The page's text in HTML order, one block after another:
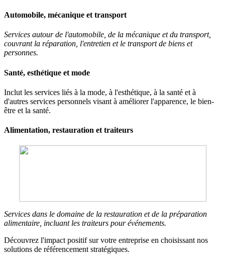
Automobile, mécanique et transport
Services autour de l'automobile, de la mécanique et du transport,
couvrant la réparation, l'entretien et le transport de biens et
personnes.
Santé, esthétique et mode
Inclut les services liés à la mode, à l'esthétique, à la santé et à
d'autres services personnels visant à améliorer l'apparence, le bien-
être et la santé.
Alimentation, restauration et traiteurs
Services dans le domaine de la restauration et de la préparation
alimentaire, incluant les traiteurs pour événements.
Découvrez l'impact positif sur votre entreprise en choisissant nos
solutions de référencement stratégiques.